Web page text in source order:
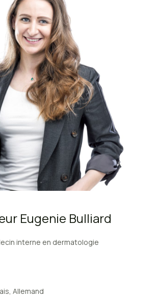
Eugenie Bulliard
interne en dermatologie
Allemand